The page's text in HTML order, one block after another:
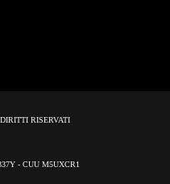
RISERVATI
- CUU M5UXCR1